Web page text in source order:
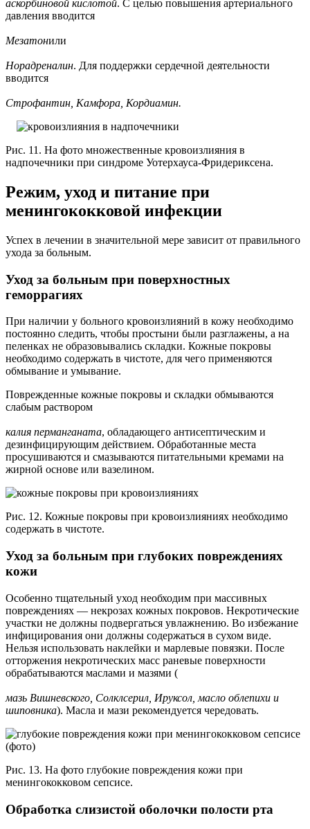
аскорбиновой кислотой. С целью повышения артериального
давления вводится
Мезатонили
Норадреналин. Для поддержки сердечной деятельности
вводится
Строфантин, Камфора, Кордиамин.
Рис. 11. На фото множественные кровоизлияния в
надпочечники при синдроме Уотерхауса-Фридериксена.
Режим, уход и питание при
менингококковой инфекции
Успех в лечении в значительной мере зависит от правильного
ухода за больным.
Уход за больным при поверхностных
геморрагиях
При наличии у больного кровоизлияний в кожу необходимо
постоянно следить, чтобы простыни были разглажены, а на
пеленках не образовывались складки. Кожные покровы
необходимо содержать в чистоте, для чего применяются
обмывание и умывание.
Поврежденные кожные покровы и складки обмываются
слабым раствором
калия перманганата, обладающего антисептическим и
дезинфицирующим действием. Обработанные места
просушиваются и смазываются питательными кремами на
жирной основе или вазелином.
Рис. 12. Кожные покровы при кровоизлияниях необходимо
содержать в чистоте.
Уход за больным при глубоких повреждениях
кожи
Особенно тщательный уход необходим при массивных
повреждениях — некрозах кожных покровов. Некротические
участки не должны подвергаться увлажнению. Во избежание
инфицирования они должны содержаться в сухом виде.
Нельзя использовать наклейки и марлевые повязки. После
отторжения некротических масс раневые поверхности
обрабатываются маслами и мазями (
мазь Вишневского, Солклсерил, Ируксол, масло облепихи и
шиповника). Масла и мази рекомендуется чередовать.
Рис. 13. На фото глубокие повреждения кожи при
менингококковом сепсисе.
Обработка слизистой оболочки полости рта